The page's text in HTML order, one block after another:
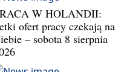
W HOLANDII:
ofert pracy czekają na
– sobota 8 sierpnia